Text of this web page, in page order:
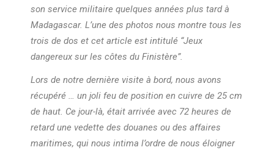
son service militaire quelques années plus tard à
Madagascar. L’une des photos nous montre tous les
trois de dos et cet article est intitulé “Jeux
dangereux sur les côtes du Finistère”.
Lors de notre dernière visite à bord, nous avons
récupéré … un joli feu de position en cuivre de 25 cm
de haut. Ce jour-là, était arrivée avec 72 heures de
retard une vedette des douanes ou des affaires
maritimes, qui nous intima l’ordre de nous éloigner